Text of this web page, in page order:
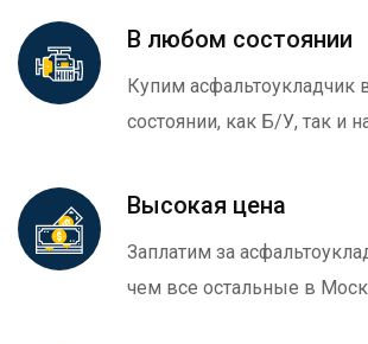
В любом состоянии
Купим асфальтоукладчик
состоянии, как Б/У, так и
Высокая цена
Заплатим за
чем все остальные в